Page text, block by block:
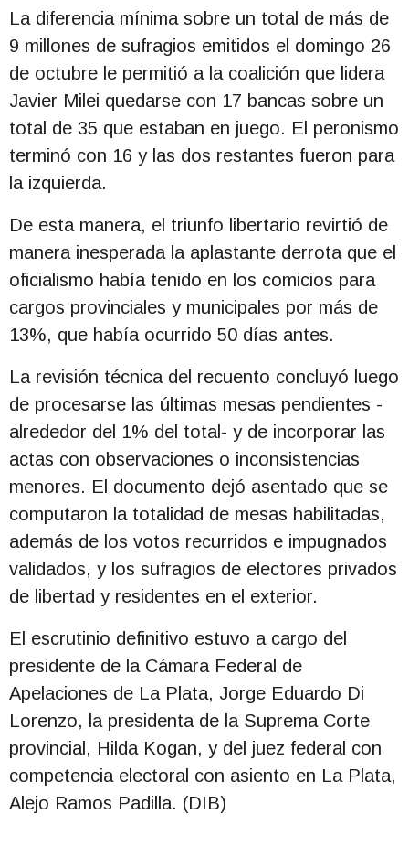
La diferencia mínima sobre un total de más de
9 millones de sufragios emitidos el domingo 26
de octubre le permitió a la coalición que lidera
Javier Milei quedarse con 17 bancas sobre un
total de 35 que estaban en juego. El peronismo
terminó con 16 y las dos restantes fueron para
la izquierda.
De esta manera, el triunfo libertario revirtió de
manera inesperada la aplastante derrota que el
oficialismo había tenido en los comicios para
cargos provinciales y municipales por más de
13%, que había ocurrido 50 días antes.
La revisión técnica del recuento concluyó luego
de procesarse las últimas mesas pendientes -
alrededor del 1% del total- y de incorporar las
actas con observaciones o inconsistencias
menores. El documento dejó asentado que se
computaron la totalidad de mesas habilitadas,
además de los votos recurridos e impugnados
validados, y los sufragios de electores privados
de libertad y residentes en el exterior.
El escrutinio definitivo estuvo a cargo del
presidente de la Cámara Federal de
Apelaciones de La Plata, Jorge Eduardo Di
Lorenzo, la presidenta de la Suprema Corte
provincial, Hilda Kogan, y del juez federal con
competencia electoral con asiento en La Plata,
Alejo Ramos Padilla. (DIB)